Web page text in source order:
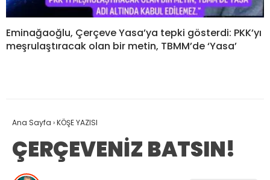
Eminağaoğlu, Çerçeve Yasa’ya tepki gösterdi: PKK’yı
meşrulaştıracak olan bir metin, TBMM’de ‘Yasa’
Ana Sayfa ›KÖŞE YAZISI
ÇERÇEVENİZ BATSIN!